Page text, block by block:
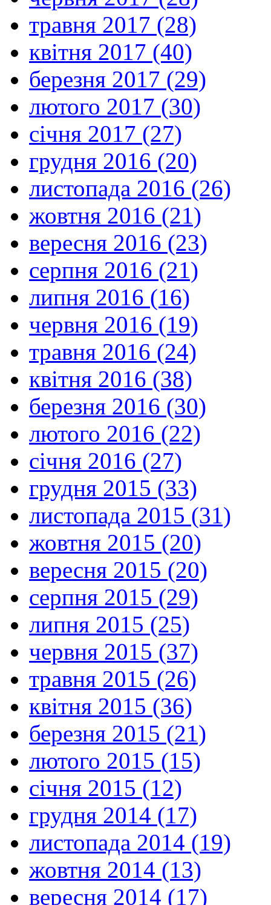
травня 2017 (28)
квітня 2017 (40)
березня 2017 (29)
лютого 2017 (30)
січня 2017 (27)
грудня 2016 (20)
листопада 2016 (26)
жовтня 2016 (21)
вересня 2016 (23)
серпня 2016 (21)
липня 2016 (16)
червня 2016 (19)
травня 2016 (24)
квітня 2016 (38)
березня 2016 (30)
лютого 2016 (22)
січня 2016 (27)
грудня 2015 (33)
листопада 2015 (31)
жовтня 2015 (20)
вересня 2015 (20)
серпня 2015 (29)
липня 2015 (25)
червня 2015 (37)
травня 2015 (26)
квітня 2015 (36)
березня 2015 (21)
лютого 2015 (15)
січня 2015 (12)
грудня 2014 (17)
листопада 2014 (19)
жовтня 2014 (13)
вересня 2014 (17)